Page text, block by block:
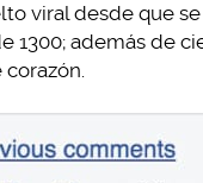
viral desde que
1300; además de